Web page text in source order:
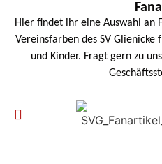
Hier findet ihr eine Auswahl an
Vereinsfarben des SV
und Kinder. Fragt gern zu